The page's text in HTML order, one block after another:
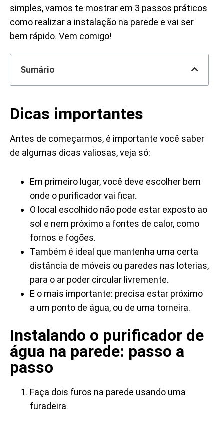
simples, vamos te mostrar em 3 passos práticos
como realizar a instalação na parede e vai ser
bem rápido. Vem comigo!
Sumário
Dicas importantes
Antes de começarmos, é importante você saber
de algumas dicas valiosas, veja só:
Em primeiro lugar, você deve escolher bem
onde o purificador vai ficar.
O local escolhido não pode estar exposto ao
sol e nem próximo a fontes de calor, como
fornos e fogões.
Também é ideal que mantenha uma certa
distância de móveis ou paredes nas loterias,
para o ar poder circular livremente.
E o mais importante: precisa estar próximo
a um ponto de água, ou de uma torneira.
Instalando o purificador de
água na parede: passo a
passo
Faça dois furos na parede usando uma
furadeira.